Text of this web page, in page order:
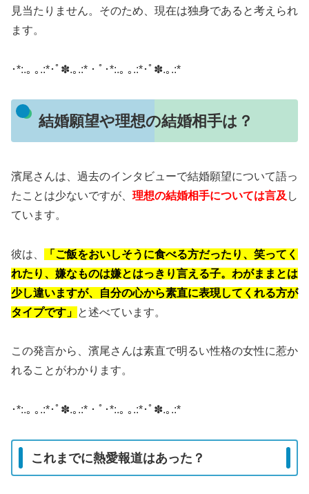
見当たりません。 そのため、現在は独身であると考えられ
ます。
​･*:.｡ ｡.:*･ﾟ✽.｡.:*・ﾟ･*:.｡ ｡.:*･ﾟ✽.｡.:*
結婚願望や理想の結婚相手は？
濱尾さんは、過去のインタビューで結婚願望について語っ
たことは少ないですが、 理想の結婚相手については言及 し
ています。
彼は、
「ご飯をおいしそうに食べる方だったり、笑ってく
れたり、嫌なものは嫌とはっきり言える子。わがままとは
少し違いますが、自分の心から素直に表現してくれる方が
タイプです」 と述べています。
この発言から、濱尾さんは素直で明るい性格の女性に惹か
れることがわかります。
･*:.｡ ｡.:*･ﾟ✽.｡.:*・ﾟ･*:.｡ ｡.:*･ﾟ✽.｡.:*
これまでに熱愛報道はあった？